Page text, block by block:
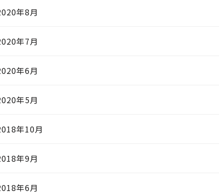
年8月
年7月
年6月
年5月
年10月
年9月
年6月